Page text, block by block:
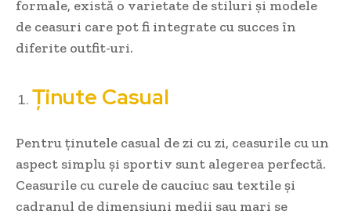
formale, există o varietate de stiluri și modele
de ceasuri care pot fi integrate cu succes în
diferite outfit-uri.
Ținute Casual
Pentru ținutele casual de zi cu zi, ceasurile cu un
aspect simplu și sportiv sunt alegerea perfectă.
Ceasurile cu curele de cauciuc sau textile și
cadranul de dimensiuni medii sau mari se